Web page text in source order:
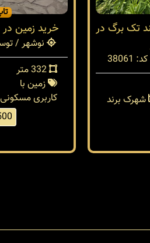
سند تک برگ در
کد: 38061
شهرک برند
خرید زمین
نوشهر /
332 متر
زمین با
کاربری مسکونی
8.500